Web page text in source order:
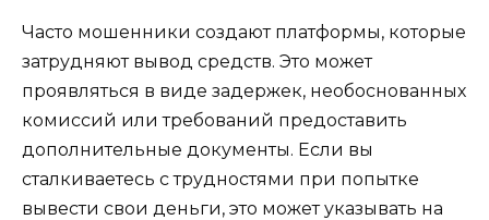
Часто мошенники создают платформы, которые
затрудняют вывод средств. Это может
проявляться в виде задержек, необоснованных
комиссий или требований предоставить
дополнительные документы. Если вы
сталкиваетесь с трудностями при попытке
вывести свои деньги, это может указывать на